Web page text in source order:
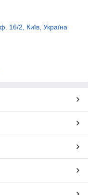
16/2, Київ, Україна